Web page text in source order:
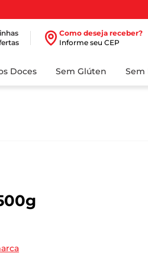
Como deseja receber?
Informe seu CEP
Doces Sem Glúten Sem